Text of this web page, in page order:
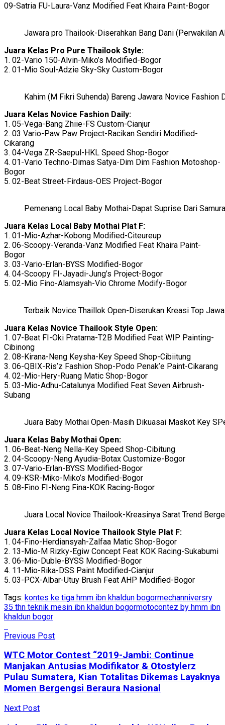
09-Satria FU-Laura-Vanz Modified Feat Khaira Paint-Bogor
Jawara pro Thailook-Diserahkan Bang Dani (Perwakilan
Juara Kelas Pro Pure Thailook Style:
1. 02-Vario 150-Alvin-Miko’s Modified-Bogor
2. 01-Mio Soul-Adzie Sky-Sky Custom-Bogor
Kahim (M Fikri Suhenda) Bareng Jawara Novice Fashion
Juara Kelas Novice Fashion Daily:
1. 05-Vega-Bang Zhiie-FS Custom-Cianjur
2. 03 Vario-Paw Paw Project-Racikan Sendiri Modified-
Cikarang
3. 04-Vega ZR-Saepul-HKL Speed Shop-Bogor
4. 01-Vario Techno-Dimas Satya-Dim Dim Fashion Motoshop-
Bogor
5. 02-Beat Street-Firdaus-OES Project-Bogor
Pemenang Local Baby Mothai-Dapat Suprise Dari
Juara Kelas Local Baby Mothai Plat F:
1. 01-Mio-Azhar-Kobong Modified-Citeureup
2. 06-Scoopy-Veranda-Vanz Modified Feat Khaira Paint-
Bogor
3. 03-Vario-Erlan-BYSS Modified-Bogor
4. 04-Scoopy FI-Jayadi-Jung’s Project-Bogor
5. 02-Mio Fino-Alamsyah-Vio Chrome Modify-Bogor
Terbaik Novice Thaillok Open-Diserukan Kreasi Top
Juara Kelas Novice Thailook Style Open:
1. 07-Beat FI-Oki Pratama-T2B Modified Feat WIP Painting-
Cibinong
2. 08-Kirana-Neng Keysha-Key Speed Shop-Cibiitung
3. 06-QBIX-Ris’z Fashion Shop-Podo Penak’e Paint-Cikarang
4. 02-Mio-Hery-Ruang Matic Shop-Bogor
5. 03-Mio-Adhu-Catalunya Modified Feat Seven Airbrush-
Subang
Juara Baby Mothai Open-Masih Dikuasai Maskot Key
Juara Kelas Baby Mothai Open:
1. 06-Beat-Neng Nella-Key Speed Shop-Cibitung
2. 04-Scoopy-Neng Ayudia-Botax Customize-Bogor
3. 07-Vario-Erlan-BYSS Modified-Bogor
4. 09-KSR-Miko-Miko’s Modified-Bogor
5. 08-Fino FI-Neng Fina-KOK Racing-Bogor
Juara Local Novice Thailook-Kreasinya Sarat Trend
Juara Kelas Local Novice Thailook Style Plat F:
1. 04-Fino-Herdiansyah-Zalfaa Matic Shop-Bogor
2. 13-Mio-M Rizky-Egiw Concept Feat KOK Racing-Sukabumi
3. 06-Mio-Duble-BYSS Modified-Bogor
4. 11-Mio-Rika-DSS Paint Modified-Cianjur
5. 03-PCX-Albar-Utuy Brush Feat AHP Modified-Bogor
Tags: kontes ke tiga hmm ibn khaldun bogormechanniversry
35 thn teknik mesin ibn khaldun bogormotocontez by hmm ibn
khaldun bogor
Previous Post
WTC Motor Contest “2019-Jambi: Continue
Manjakan Antusias Modifikator & Otostylerz
Pulau Sumatera, Kian Totalitas Dikemas Layaknya
Momen Bergengsi Beraura Nasional
Next Post